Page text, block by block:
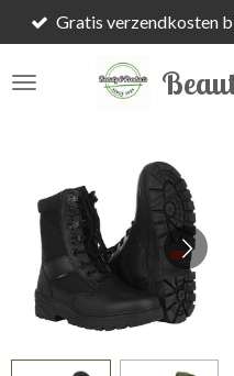
Ga
direct
naar
Gratis verzendkosten